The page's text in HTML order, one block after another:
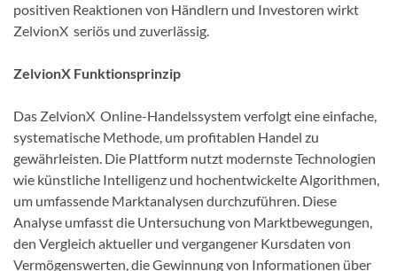
positiven Reaktionen von Händlern und Investoren wirkt
ZelvionX seriös und zuverlässig.
ZelvionX Funktionsprinzip
Das ZelvionX Online-Handelssystem verfolgt eine einfache,
systematische Methode, um profitablen Handel zu
gewährleisten. Die Plattform nutzt modernste Technologien
wie künstliche Intelligenz und hochentwickelte Algorithmen,
um umfassende Marktanalysen durchzuführen. Diese
Analyse umfasst die Untersuchung von Marktbewegungen,
den Vergleich aktueller und vergangener Kursdaten von
Vermögenswerten, die Gewinnung von Informationen über